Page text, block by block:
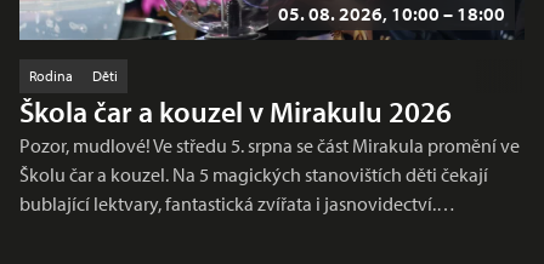
05. 08. 2026, 10:00 – 18:00
Rodina Děti
Škola čar a kouzel v Mirakulu 2026
Pozor, mudlové! Ve středu 5. srpna se část Mirakula promění ve
Školu čar a kouzel. Na 5 magických stanovištích děti čekají
bublající lektvary, fantastická zvířata i jasnovidectví.…